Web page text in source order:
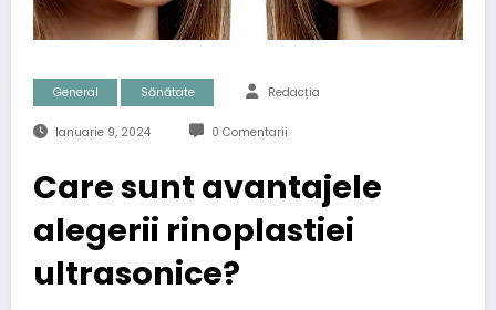
General Sănătate Redacția
Ianuarie 9, 2024 0 Comentarii
Care sunt avantajele
alegerii rinoplastiei
ultrasonice?